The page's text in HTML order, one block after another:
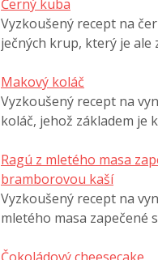
Černý kuba
Vyzkoušený recept na
ječných krup, který je ale
Makový koláč
Vyzkoušený recept na
koláč, jehož základem je
Ragú z mletého masa
bramborovou kaší
Vyzkoušený recept na
mletého masa zapečené s